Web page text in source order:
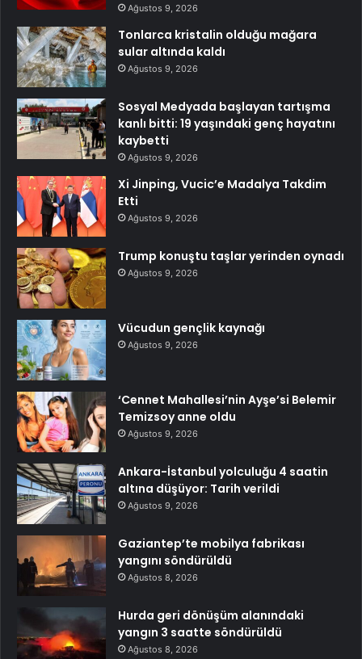
Ağustos 9, 2026
Tonlarca kristalin olduğu mağara
sular altında kaldı
Ağustos 9, 2026
Sosyal Medyada başlayan tartışma
kanlı bitti: 19 yaşındaki genç hayatını
kaybetti
Ağustos 9, 2026
Xi Jinping, Vucic’e Madalya Takdim
Etti
Ağustos 9, 2026
Trump konuştu taşlar yerinden oynadı
Ağustos 9, 2026
Vücudun gençlik kaynağı
Ağustos 9, 2026
‘Cennet Mahallesi’nin Ayşe’si Belemir
Temizsoy anne oldu
Ağustos 9, 2026
Ankara-İstanbul yolculuğu 4 saatin
altına düşüyor: Tarih verildi
Ağustos 9, 2026
Gaziantep’te mobilya fabrikası
yangını söndürüldü
Ağustos 8, 2026
Hurda geri dönüşüm alanındaki
yangın 3 saatte söndürüldü
Ağustos 8, 2026